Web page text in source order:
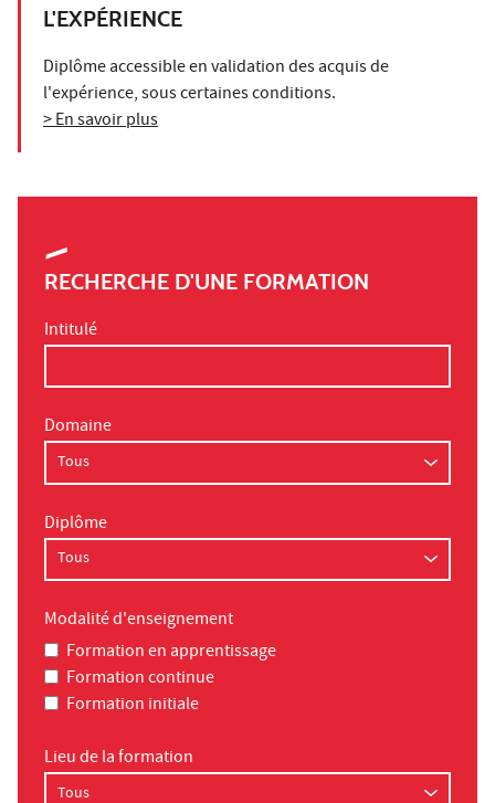
L'EXPÉRIENCE
Diplôme accessible en validation des acquis de
l'expérience, sous certaines conditions.
> En savoir plus
RECHERCHE D'UNE FORMATION
Intitulé
Domaine
Diplôme
Modalité d'enseignement
Formation en apprentissage
Formation continue
Formation initiale
Lieu de la formation